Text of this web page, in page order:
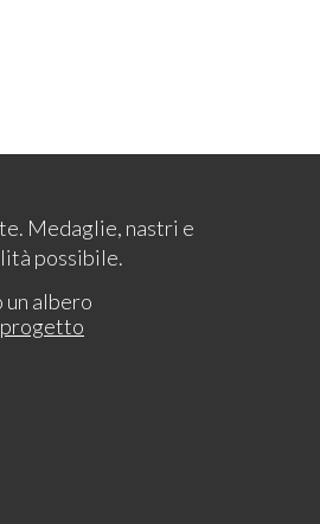
Medaglie, nastri e
possibile.
albero